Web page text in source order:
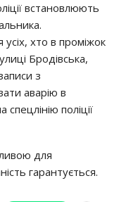
встановлюють
хто в проміжок
Бродівська,
з
аварію в
поліції
для
гарантується.